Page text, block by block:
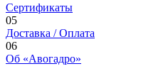
Сертификаты
05
Доставка / Оплата
06
Об «Авогадро»